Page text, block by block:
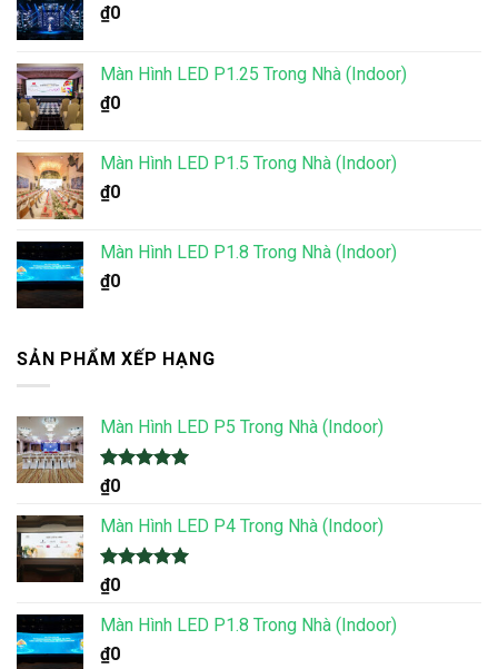
₫0
Màn Hình LED P1.25 Trong Nhà (Indoor)
₫0
Màn Hình LED P1.5 Trong Nhà (Indoor)
₫0
Màn Hình LED P1.8 Trong Nhà (Indoor)
₫0
SẢN PHẨM XẾP HẠNG
Màn Hình LED P5 Trong Nhà (Indoor)
Được xếp
hạng
5 sao
₫0
Màn Hình LED P4 Trong Nhà (Indoor)
Được xếp
hạng
5 sao
₫0
Màn Hình LED P1.8 Trong Nhà (Indoor)
₫0